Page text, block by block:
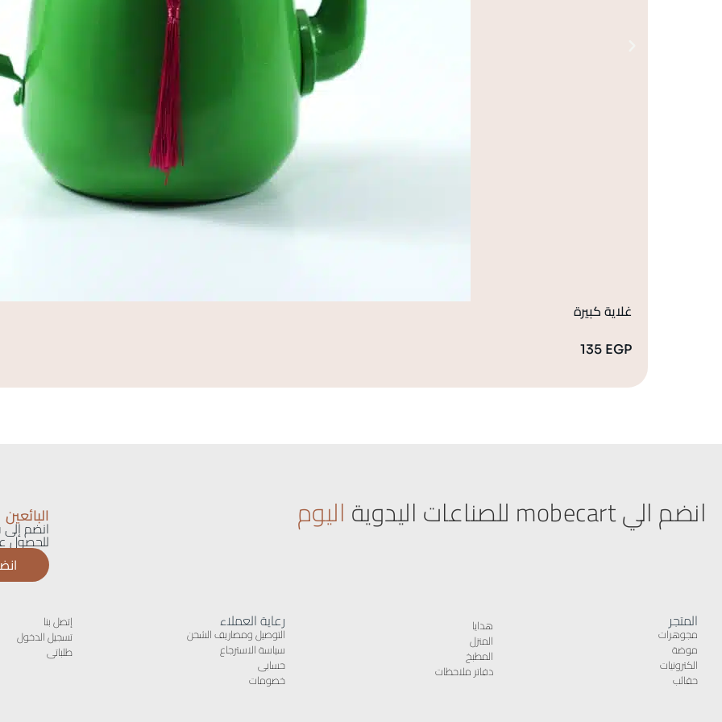
غلاية كبيرة
135 EGP
انضم الي mobecart للصناعات اليدوية اليوم البائعين
انضم إلى
للحصول
المتجر
مجوهرات
موضة
الكترونيات
حقائب
هدايا
المنزل
المطبخ
دفاتر ملاحظات
رعاية العملاء
التوصيل ومصاريف الشحن
سياسة الاسترجاع
حسابى
خصومات
إتصل بنا
تسجيل الدخول
طلباتى